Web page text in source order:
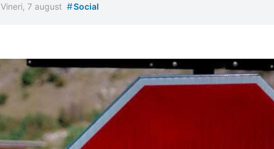
Vineri, 7 august #Social